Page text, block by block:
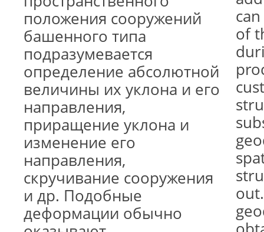
положения сооружений
башенного типа
подразумевается
определение абсолютной
величины их уклона и его
направления,
приращение уклона и
изменение его
направления,
скручивание сооружения
и др. Подобные
деформации обычно
of